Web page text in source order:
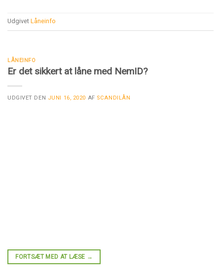
Udgivet Låneinfo
LÅNEINFO
Er det sikkert at låne med NemID?
UDGIVET DEN JUNI 16, 2020 AF SCANDILÅN
FORTSÆT MED AT LÆSE →